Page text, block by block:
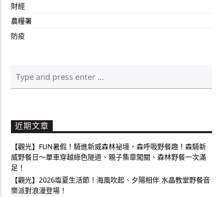
財經
農糧署
防疫
近期文章
【觀光】FUN暑假！騎進新威森林祕境，森呼吸野餐趣！森騎新
威野餐日～單車穿越綠色隧道、親子集章闖關、森林野餐一次滿
足！
【觀光】2026塩夏生活節！海風吹起、夕陽相伴 水晶教堂野餐音
樂派對浪漫登場！